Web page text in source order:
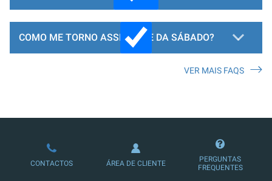
COMO ME TORNO ASSINANTE DA SÁBADO?
LOJA DE ASSINATURAS
VER MAIS FAQS
CONTACTOS ÁREA DE CLIENTE
PERGUNTAS
FREQUENTES